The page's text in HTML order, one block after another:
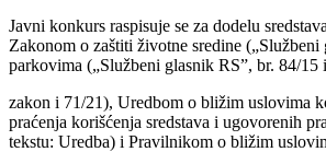
Javni konkurs raspisuje se za dodelu
Zakonom o zaštiti životne sredine
parkovima („Službeni glasnik RS”, br. 84/
zakon i 71/21), Uredbom o bližim uslovima
praćenja korišćenja sredstava i ugovorenih
tekstu: Uredba) i Pravilnikom o bližim